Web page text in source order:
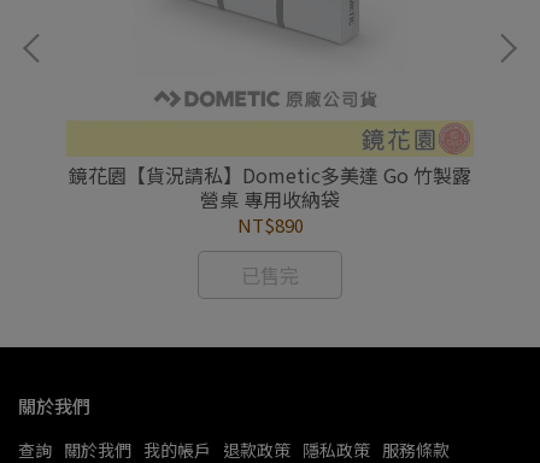
鏡花園【貨況請私】Dometic多美達 Go 竹製露
營桌 專用收納袋
NT$890
已售完
關於我們
查詢 關於我們 我的帳戶 退款政策 隱私政策 服務條款